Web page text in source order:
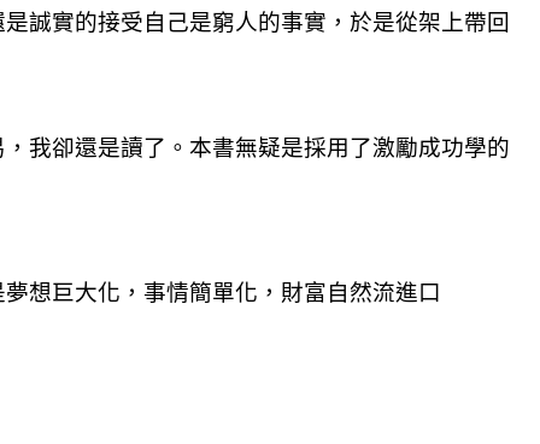
誠實的接受自己是窮人的事實，於是從架上帶回
我卻還是讀了。本書無疑是採用了激勵成功學的
想巨大化，事情簡單化，財富自然流進口